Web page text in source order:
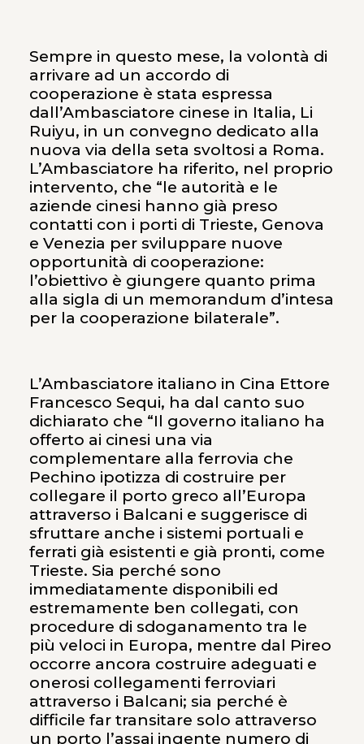
Sempre in questo mese, la volontà di
arrivare ad un accordo di
cooperazione è stata espressa
dall’Ambasciatore cinese in Italia, Li
Ruiyu, in un convegno dedicato alla
nuova via della seta svoltosi a Roma.
L’Ambasciatore ha riferito, nel proprio
intervento, che “le autorità e le
aziende cinesi hanno già preso
contatti con i porti di Trieste, Genova
e Venezia per sviluppare nuove
opportunità di cooperazione:
l’obiettivo è giungere quanto prima
alla sigla di un memorandum d’intesa
per la cooperazione bilaterale”.
L’Ambasciatore italiano in Cina Ettore
Francesco Sequi, ha dal canto suo
dichiarato che “Il governo italiano ha
offerto ai cinesi una via
complementare alla ferrovia che
Pechino ipotizza di costruire per
collegare il porto greco all’Europa
attraverso i Balcani e suggerisce di
sfruttare anche i sistemi portuali e
ferrati già esistenti e già pronti, come
Trieste. Sia perché sono
immediatamente disponibili ed
estremamente ben collegati, con
procedure di sdoganamento tra le
più veloci in Europa, mentre dal Pireo
occorre ancora costruire adeguati e
onerosi collegamenti ferroviari
attraverso i Balcani; sia perché è
difficile far transitare solo attraverso
un porto l’assai ingente numero di